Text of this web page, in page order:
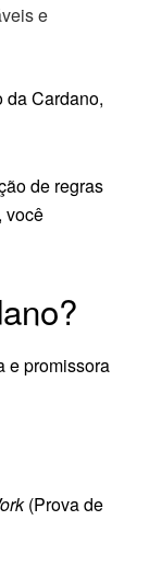
e
da Cardano,
de regras
você
e promissora
(Prova de